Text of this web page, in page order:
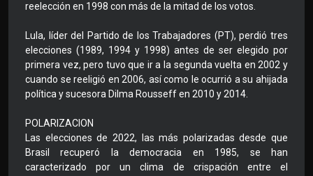
reelección en 1998 con más de la mitad de los votos.
Lula, líder del Partido de los Trabajadores (PT), perdió tres
elecciones (1989, 1994 y 1998) antes de ser elegido por
primera vez, pero tuvo que ir a la segunda vuelta en 2002 y
cuando se reeligió en 2006, así como le ocurrió a su ahijada
política y sucesora Dilma Rousseff en 2010 y 2014.
POLARIZACION
Las elecciones de 2022, las más polarizadas desde que
Brasil recuperó la democracia en 1985, se han
caracterizado por un clima de crispación entre el